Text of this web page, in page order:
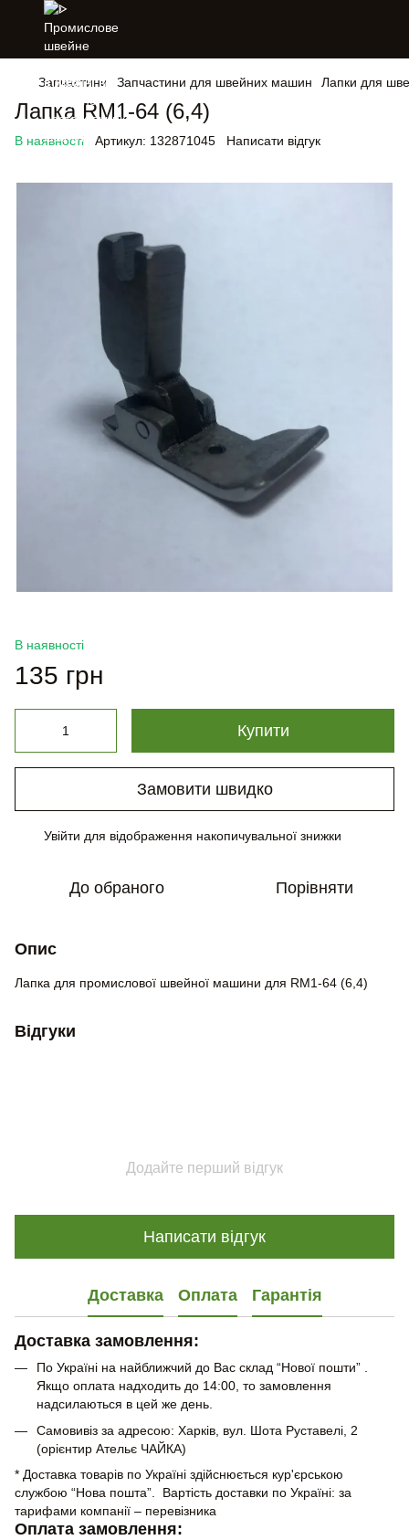
Запчастини Запчастини для швейних машин Лапки для
Лапка RM1-64 (6,4)
В наявності Артикул: 132871045 Написати відгук
В наявності
135 грн
Купити
Замовити швидко
Увійти для відображення накопичувальної знижки
До обраного Порівняти
Опис
Лапка для промислової швейної машини для RM1-64 (6,4)
Відгуки
Додайте перший відгук
Написати відгук
Доставка Оплата Гарантія
Доставка замовлення:
По Україні на найближчий до Вас склад “Нової пошти” .
Якщо оплата надходить до 14:00, то замовлення
надсилаються в цей же день.
Самовивіз за адресою: Харків, вул. Шота Руставелі, 2
(орієнтир Ательє ЧАЙКА)
* Доставка товарів по Україні здійснюється кур'єрською
службою “Нова пошта”. Вартість доставки по Україні: за
тарифами компанії – перевізника
Оплата замовлення: